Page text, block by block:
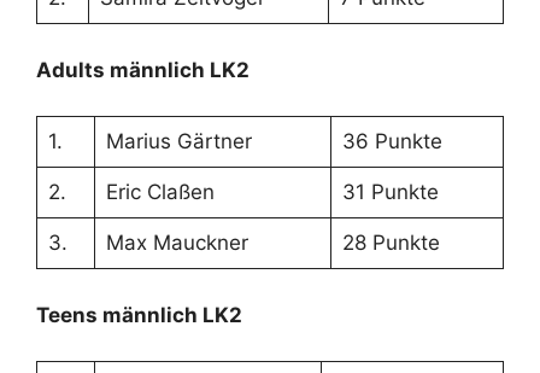
Adults männlich LK2
1. Marius Gärtner 36 Punkte
2. Eric Claßen 31 Punkte
3. Max Mauckner 28 Punkte
Teens männlich LK2